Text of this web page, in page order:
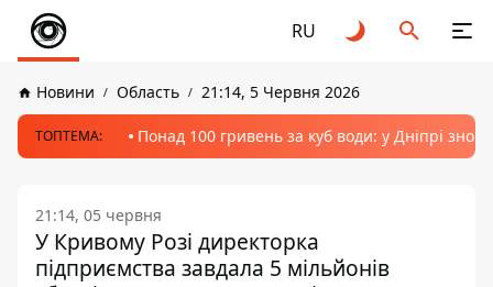
RU
Новини Область 21:14, 5 Червня 2026
ТОПТЕМА: Понад 100 гривень за куб води: у Дніпрі
21:14, 05 червня
У Кривому Розі директорка
підприємства завдала 5 мільйонів